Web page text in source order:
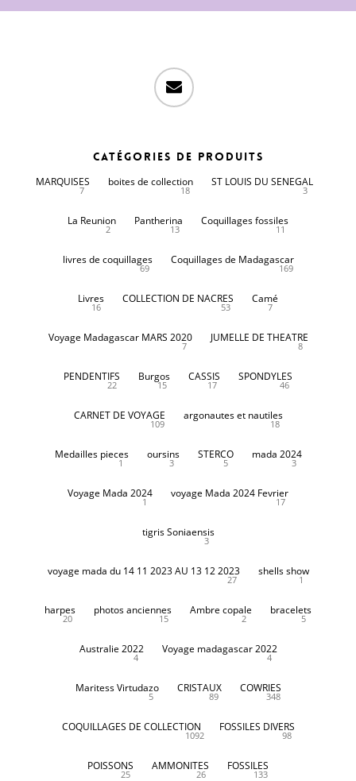
email
Catégories de produits
MARQUISES
7
boites de collection
18
ST LOUIS DU SENEGAL
3
La Reunion
2
Pantherina
13
Coquillages fossiles
11
livres de coquillages
69
Coquillages de Madagascar
169
Livres
16
COLLECTION DE NACRES
53
Camé
7
Voyage Madagascar MARS 2020
7
JUMELLE DE THEATRE
8
PENDENTIFS
22
Burgos
15
CASSIS
17
SPONDYLES
46
CARNET DE VOYAGE
109
argonautes et nautiles
18
Medailles pieces
1
oursins
3
STERCO
5
mada 2024
3
Voyage Mada 2024
1
voyage Mada 2024 Fevrier
17
tigris Soniaensis
3
voyage mada du 14 11 2023 AU 13 12 2023
27
shells show
1
harpes
20
photos anciennes
15
Ambre copale
2
bracelets
5
Australie 2022
4
Voyage madagascar 2022
4
Maritess Virtudazo
5
CRISTAUX
89
COWRIES
348
COQUILLAGES DE COLLECTION
1092
FOSSILES DIVERS
98
POISSONS
25
AMMONITES
26
FOSSILES
133